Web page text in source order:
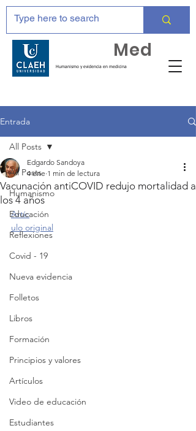
Humanismo y evidencia en medicina
Med
Entrada
All Posts
Humanismo
Educación
Reflexiones
Covid - 19
Nueva evidencia
Folletos
Libros
Formación
Principios y valores
Artículos
Video de educación
Estudiantes
All Posts
Vacunación antiCOVID redujo mortalidad a
los 4 años
Edgardo Sandoya
4 ene 1 min de lectura
Artíc
ulo original